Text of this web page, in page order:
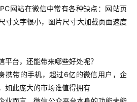
网站在微信中常有各种缺点： 网站页
寸文字很小，图片尺寸大加载页面速度
平台，还能带来哪些好处呢？
携带的手机，超过6亿的微信用户，企
如此庞大的市场谁值得拥有